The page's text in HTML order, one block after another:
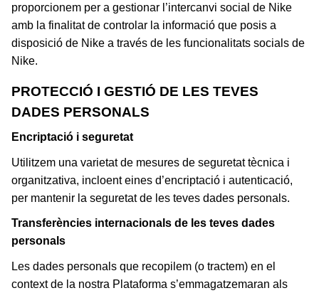
proporcionem per a gestionar l’intercanvi social de Nike
amb la finalitat de controlar la informació que posis a
disposició de Nike a través de les funcionalitats socials de
Nike.
PROTECCIÓ I GESTIÓ DE LES TEVES
DADES PERSONALS
Encriptació i seguretat
Utilitzem una varietat de mesures de seguretat tècnica i
organitzativa, incloent eines d’encriptació i autenticació,
per mantenir la seguretat de les teves dades personals.
Transferències internacionals de les teves dades
personals
Les dades personals que recopilem (o tractem) en el
context de la nostra Plataforma s’emmagatzemaran als